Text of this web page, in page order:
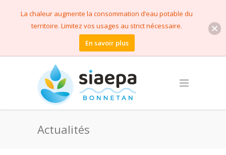
Actualités
La chaleur augmente la consommation d’eau potable du
territoire. Limitez vos usages au strict nécessaire.
En savoir plus